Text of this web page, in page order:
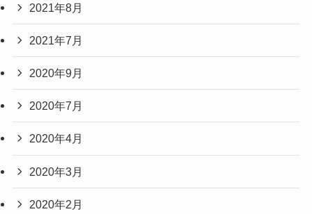
2021年8月
2021年7月
2020年9月
2020年7月
2020年4月
2020年3月
2020年2月